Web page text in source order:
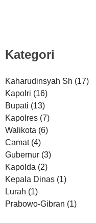
Kategori
Kaharudinsyah Sh (17)
Kapolri (16)
Bupati (13)
Kapolres (7)
Walikota (6)
Camat (4)
Gubernur (3)
Kapolda (2)
Kepala Dinas (1)
Lurah (1)
Prabowo-Gibran (1)